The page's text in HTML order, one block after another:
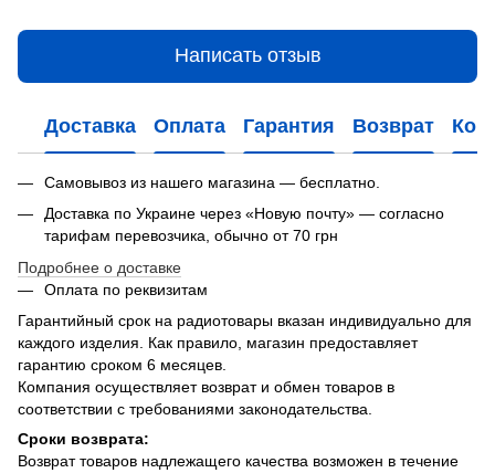
Написать отзыв
Доставка Оплата Гарантия Возврат
Самовывоз из нашего магазина — бесплатно.
Доставка по Украине через «Новую почту» — согласно
тарифам перевозчика, обычно от 70 грн
Подробнее о доставке
Оплата по реквизитам
Гарантийный срок на радиотовары вказан индивидуально для
каждого изделия. Как правило, магазин предоставляет
гарантию сроком 6 месяцев.
Компания осуществляет возврат и обмен товаров в
соответствии с требованиями законодательства.
Сроки возврата:
Возврат товаров надлежащего качества возможен в течение